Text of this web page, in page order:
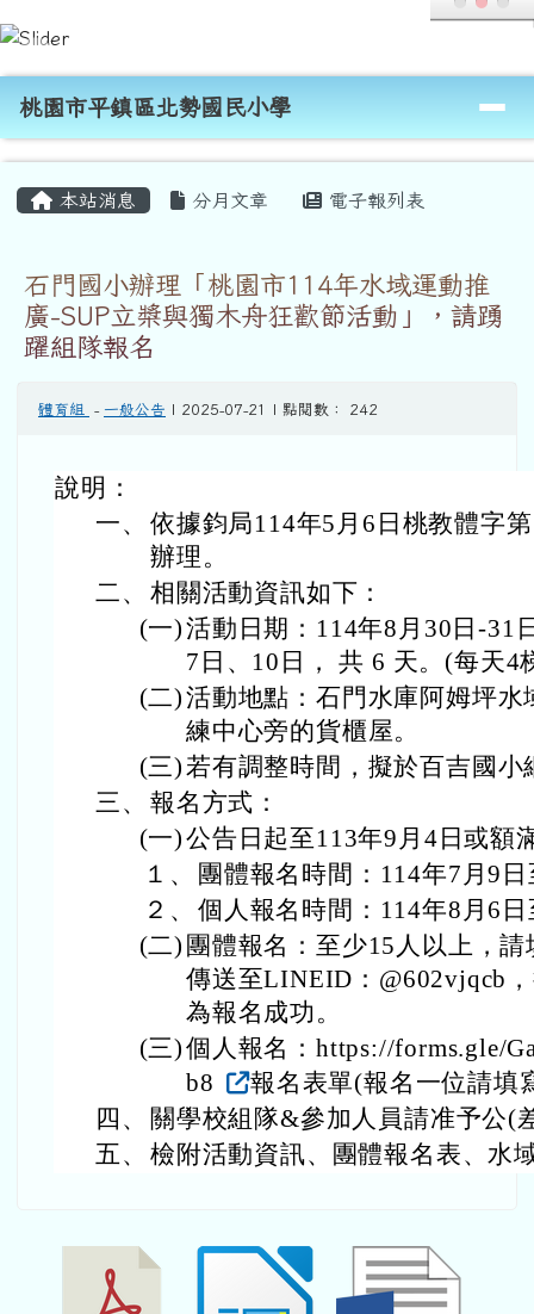
跳至主內容區
桃園市平鎮區北勢國民小學
導覽列
桃園市平鎮區北勢國民小學
本站消息 分月文章 電子報列表
石門國小辦理「桃園市114年水域運動推
廣-SUP立槳與獨木舟狂歡節活動」，請踴
躍組隊報名
體育組 - 一般公告 | 2025-07-21 | 點閱數： 242
說明：
一、 依據鈞局114年5月6日桃教體字
辦理。
二、 相關活動資訊如下：
(一)活動日期：114年8月30日-31
7日、10日， 共 6 天。(每天4
(二)活動地點：石門水庫阿姆坪水
練中心旁的貨櫃屋。
(三)若有調整時間，擬於百吉國小
三、 報名方式：
(一)公告日起至113年9月4日或額
１、
團體報名時間：114年7月9
２、 個人報名時間：114年8月6
(二) 團體報名：至少15人以上，
傳送至LINEID：@602vjqcb
為報名成功。
(三)個人報名：https://forms.gle/
b8
報名表單(報名一位請填
四、
關學校組隊&參加人員請准予公(
五、 檢附活動資訊、團體報名表、水